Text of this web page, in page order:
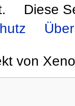
Diese
von